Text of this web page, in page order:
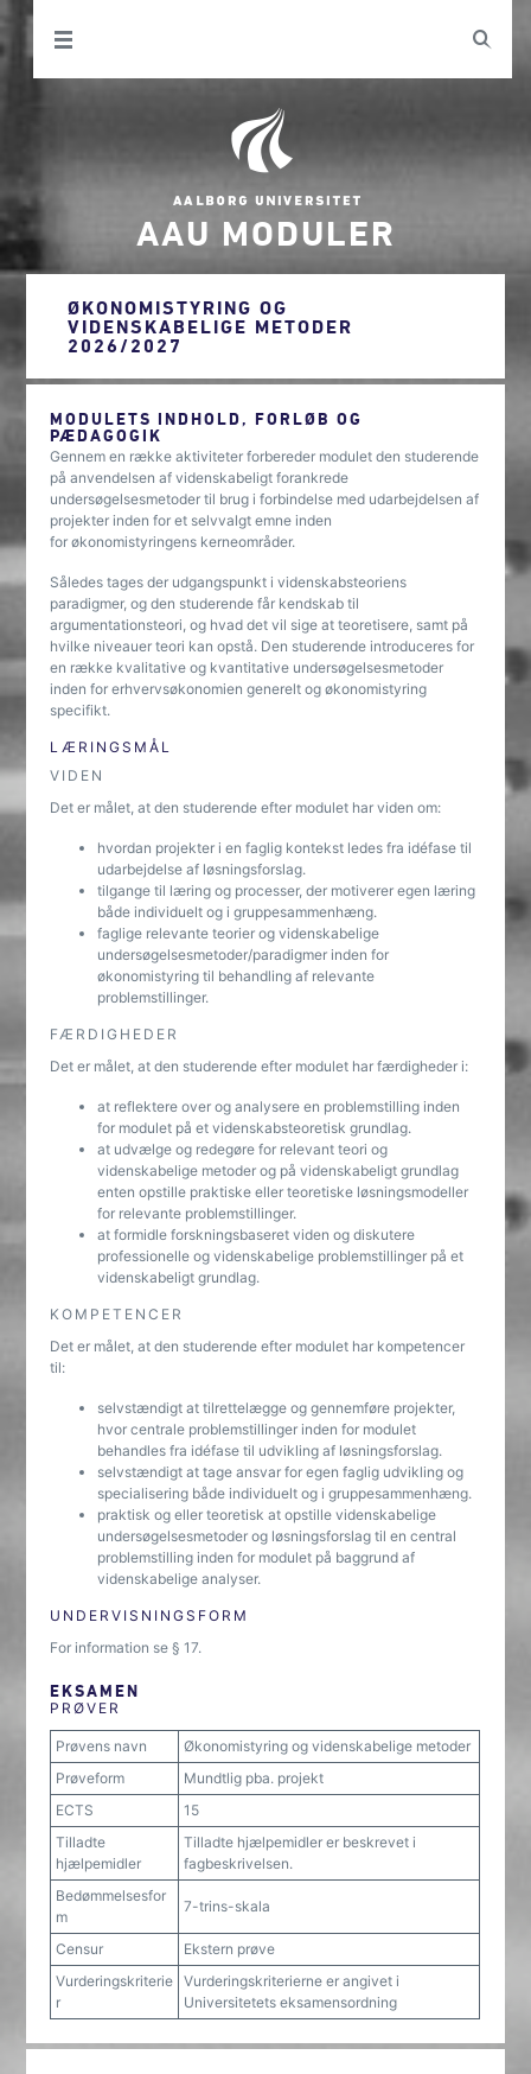
AAU MODULER
ØKONOMISTYRING OG
VIDENSKABELIGE METODER
2026/2027
MODULETS INDHOLD, FORLØB OG
PÆDAGOGIK
Gennem en række aktiviteter forbereder modulet den studerende
på anvendelsen af videnskabeligt forankrede
undersøgelsesmetoder til brug i forbindelse med udarbejdelsen af
projekter inden for et selvvalgt emne inden
for økonomistyringens kerneområder.
Således tages der udgangspunkt i videnskabsteoriens
paradigmer, og den studerende får kendskab til
argumentationsteori, og hvad det vil sige at teoretisere, samt på
hvilke niveauer teori kan opstå. Den studerende introduceres for
en række kvalitative og kvantitative undersøgelsesmetoder
inden for erhvervsøkonomien generelt og økonomistyring
specifikt.
LÆRINGSMÅL
VIDEN
Det er målet, at den studerende efter modulet har viden om:
hvordan projekter i en faglig kontekst ledes fra idéfase til
udarbejdelse af løsningsforslag.
tilgange til læring og processer, der motiverer egen læring
både individuelt og i gruppesammenhæng.
faglige relevante teorier og videnskabelige
undersøgelsesmetoder/paradigmer inden for
økonomistyring til behandling af relevante
problemstillinger.
FÆRDIGHEDER
Det er målet, at den studerende efter modulet har færdigheder i:
at reflektere over og analysere en problemstilling inden
for modulet på et videnskabsteoretisk grundlag.
at udvælge og redegøre for relevant teori og
videnskabelige metoder og på videnskabeligt grundlag
enten opstille praktiske eller teoretiske løsningsmodeller
for relevante problemstillinger.
at formidle forskningsbaseret viden og diskutere
professionelle og videnskabelige problemstillinger på et
videnskabeligt grundlag.
KOMPETENCER
Det er målet, at den studerende efter modulet har kompetencer
til:
selvstændigt at tilrettelægge og gennemføre projekter,
hvor centrale problemstillinger inden for modulet
behandles fra idéfase til udvikling af løsningsforslag.
selvstændigt at tage ansvar for egen faglig udvikling og
specialisering både individuelt og i gruppesammenhæng.
praktisk og eller teoretisk at opstille videnskabelige
undersøgelsesmetoder og løsningsforslag til en central
problemstilling inden for modulet på baggrund af
videnskabelige analyser.
UNDERVISNINGSFORM
For information se § 17.
EKSAMEN
PRØVER
Prøvens navn
Økonomistyring og videnskabelige metoder
Prøveform
Mundtlig pba. projekt
ECTS
15
Tilladte
hjælpemidler
Tilladte hjælpemidler er beskrevet i
fagbeskrivelsen.
Bedømmelsesfor
m
7-trins-skala
Censur
Ekstern prøve
Vurderingskriterie
r
Vurderingskriterierne er angivet i
Universitetets eksamensordning